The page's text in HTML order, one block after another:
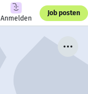
Anmelden
Job posten